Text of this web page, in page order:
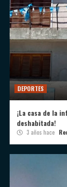
DEPORTES
¡La casa de la
deshabitada!
3 años hace